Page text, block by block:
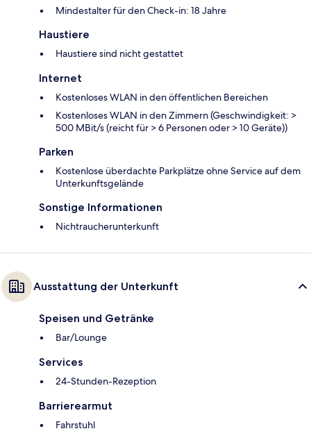
Mindestalter für den Check-in: 18 Jahre
Haustiere
Haustiere sind nicht gestattet
Internet
Kostenloses WLAN in den öffentlichen Bereichen
Kostenloses WLAN in den Zimmern (Geschwindigkeit: >
500 MBit/s (reicht für > 6 Personen oder > 10 Geräte))
Parken
Kostenlose überdachte Parkplätze ohne Service auf dem
Unterkunftsgelände
Sonstige Informationen
Nichtraucherunterkunft
Ausstattung der Unterkunft
Speisen und Getränke
Bar/Lounge
Services
24-Stunden-Rezeption
Barrierearmut
Fahrstuhl